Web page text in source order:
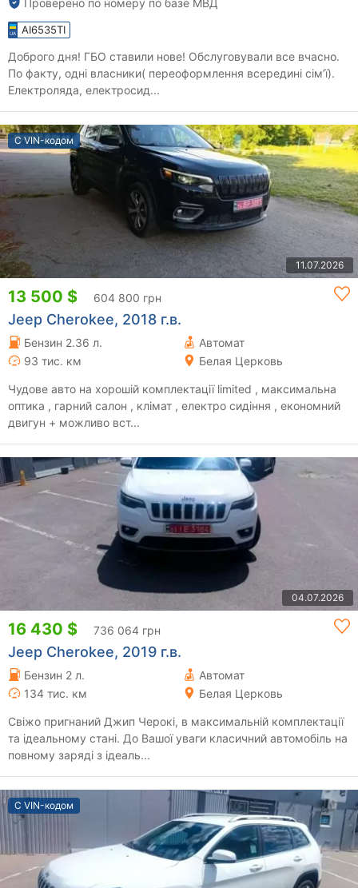
AI6535TI
Доброго дня! ГБО ставили нове! Обслуговували все вчасно.
По факту, одні власники( переоформлення всередині сімʼї).
Електроляда, електросид...
С VIN-кодом
11.07.2026
13 500 $ 604 800 грн
Jeep Cherokee, 2018 г.в.
Бензин 2.36 л.
Автомат
93 тис. км
Белая Церковь
Чудове авто на хорошій комплектації limited , максимальна
оптика , гарний салон , клімат , електро сидіння , економний
двигун + можливо вст...
04.07.2026
16 430 $ 736 064 грн
Jeep Cherokee, 2019 г.в.
Бензин 2 л.
Автомат
134 тис. км
Белая Церковь
Свіжо пригнаний Джип Черокі, в максимальній комплектації
та ідеальному стані. До Вашої уваги класичний автомобіль на
повному заряді з ідеаль...
С VIN-кодом